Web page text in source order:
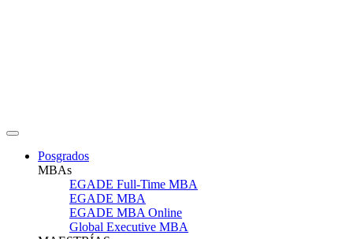
Posgrados
MBAs
EGADE Full-Time MBA
EGADE MBA
EGADE MBA Online
Global Executive MBA